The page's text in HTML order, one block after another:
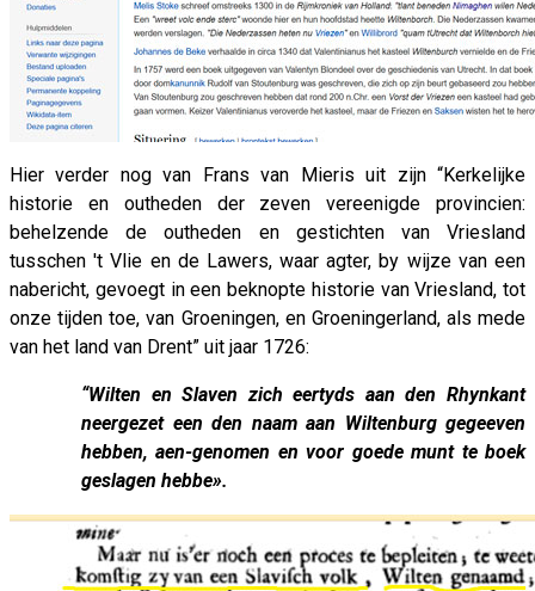
Hier verder nog van Frans van Mieris uit zijn “Kerkelijke
historie en outheden der zeven vereenigde provincien:
behelzende de outheden en gestichten van Vriesland
tusschen 't Vlie en de Lawers, waar agter, by wijze van een
nabericht, gevoegt in een beknopte historie van Vriesland, tot
onze tijden toe, van Groeningen, en Groeningerland, als mede
van het land van Drent” uit jaar 1726:
“Wilten en Slaven zich eertyds aan den Rhynkant
neergezet een den naam aan Wiltenburg gegeeven
hebben, aen-genomen en voor goede munt te boek
geslagen hebbe».